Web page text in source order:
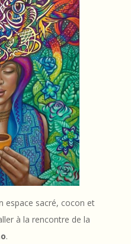
espace sacré, cocon et
à la rencontre de la
.